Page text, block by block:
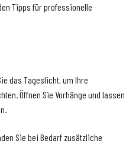
Tipps für professionelle
das Tageslicht, um Ihre
Öffnen Sie Vorhänge und lassen
Sie bei Bedarf zusätzliche